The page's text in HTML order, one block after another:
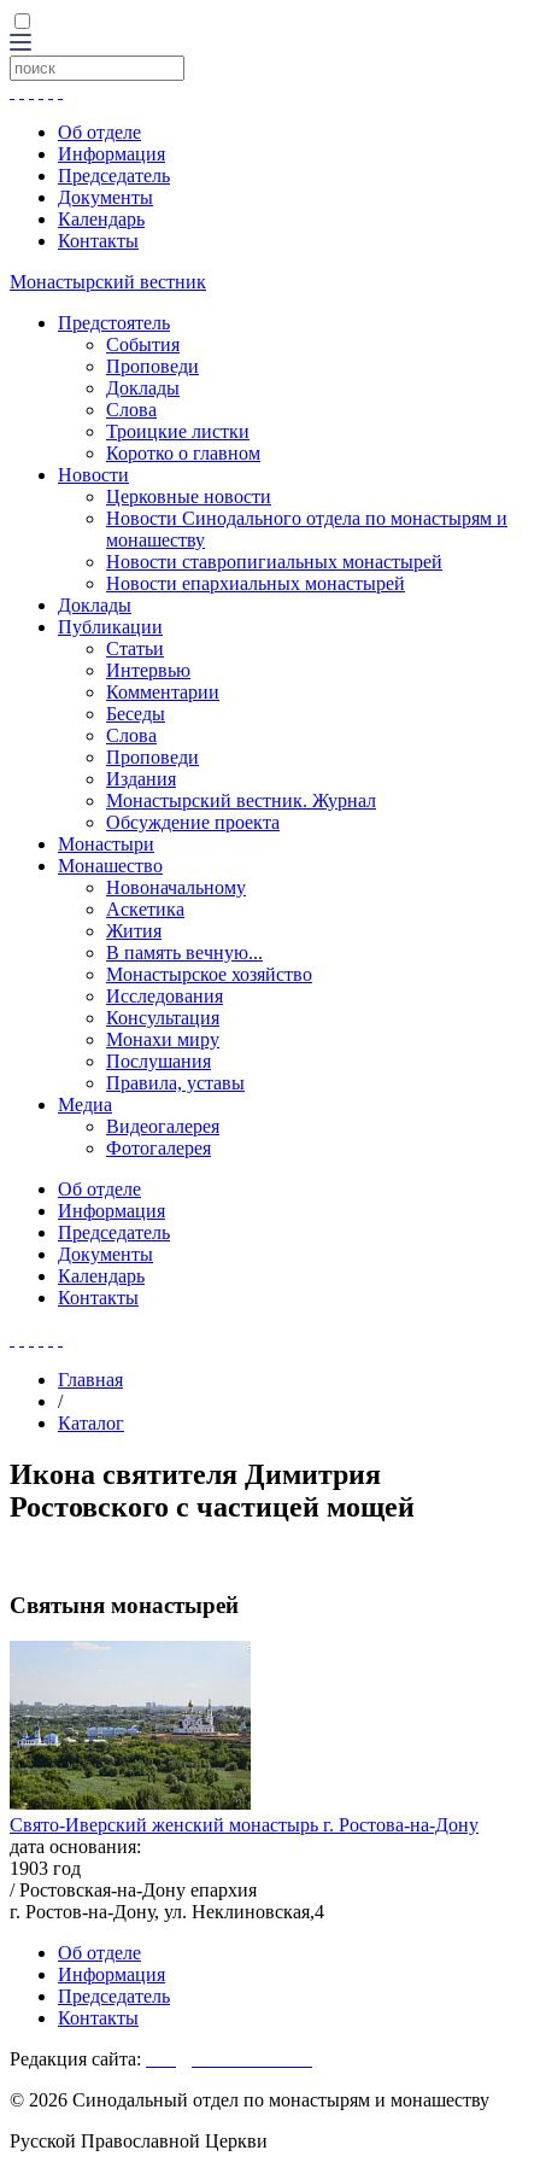
Об отделе
Информация
Председатель
Документы
Календарь
Контакты
Монастырский вестник
Предстоятель
События
Проповеди
Доклады
Слова
Троицкие листки
Коротко о главном
Новости
Церковные новости
Новости Синодального отдела по монастырям и
монашеству
Новости ставропигиальных монастырей
Новости епархиальных монастырей
Доклады
Публикации
Статьи
Интервью
Комментарии
Беседы
Слова
Проповеди
Издания
Монастырский вестник. Журнал
Обсуждение проекта
Монастыри
Монашество
Новоначальному
Аскетика
Жития
В память вечную...
Монастырское хозяйство
Исследования
Консультация
Монахи миру
Послушания
Правила, уставы
Медиа
Видеогалерея
Фотогалерея
Об отделе
Информация
Председатель
Документы
Календарь
Контакты
Главная
/
Каталог
Икона святителя Димитрия
Ростовского с частицей мощей
Святыня монастырей
Свято-Иверский женский монастырь г. Ростова-на-Дону
дата основания:
1903 год
/ Ростовская-на-Дону епархия
г. Ростов-на-Дону, ул. Неклиновская,4
Об отделе
Информация
Председатель
Контакты
Редакция сайта:
© 2026 Синодальный отдел по монастырям и монашеству
Русской Православной Церкви